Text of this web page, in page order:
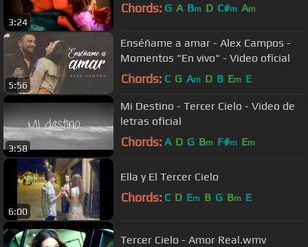
3:24
Chords: G A Bm D C#m Am
5:56
Enséñame a amar - Alex Campos -
Momentos "En vivo" - Video oficial
Chords: C G Am D B Em E
3:58
Mi Destino - Tercer Cielo - Video de
letras oficial
Chords: A D G Bm F#m Em
6:00
Ella y El Tercer Cielo
Chords: C D Em B G Bm E
Tercer Cielo - Amor Real.wmv